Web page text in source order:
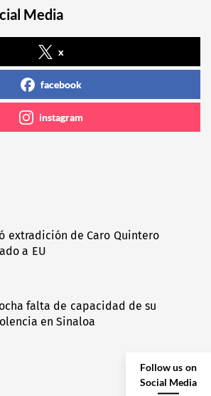
Media
x
facebook
instagram
extradición de Caro Quintero
a EU
falta de capacidad de su
en Sinaloa
Follow us on
Social Media